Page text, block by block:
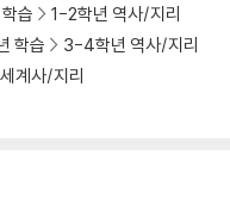
습
1-2학년 역사/지리
학습
3-4학년 역사/지리
계사/지리